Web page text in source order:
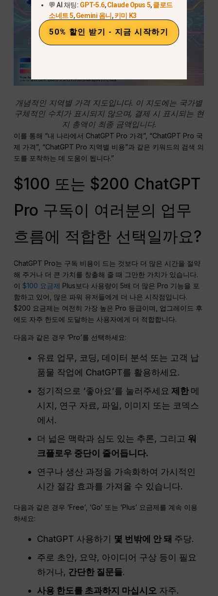
개념적인 지역별 가격 지도입니다. 이 지도에는 국가별
구체적인 수치가 표시되지 않으며, 결제 시 표시되는 현
지 총액이 최종 금액입니다.
이를 통해 “내 나라에서 ChatGPT Pro 가격”, “ChatGPT Pro 국
제 가격”, “ChatGPT Pro 지역별 비용”과 같은 키워드의 검색 의
도를 포착하는 데 도움이 됩니다.”
$100 또는 $200 ChatGPT
Pro 구독이 여러분의 업무
흐름에 적합한 선택일까요?
ChatGPT Pro는 구독 비용이 드는 것보다 더 많은 시간을 절약
해 주거나 더 큰 가치를 창출해 줄 때 그만한 가치가 있습니다.
이$100 요금제 Plus보다 사용량이 5배 더 많은 Pro 기능을 포
함하고 있어, 많은 파워 유저들에게 더 나은 시작점입니다.
$200 요금제는 여전히 가장 높은 Pro 등급이며, 업그레이드 후
에도 자주 한도에 도달하는 사용자에게 더 적합합니다.
다음과 같은 경우 ‘Pro’를 선택하세요:
유료 업무, 코딩, 데이터 분석 또는 고객 납
품물 작업에 ChatGPT를 활용하세요.
정기적으로 ‘좋아요’를 눌러주세요 제한 메
시지, 연구 자료, 파일, 이미지 또는 코덱스
에서.
더 넓은 맥락과 심도 있는 추론, 그리고 워
크플로우 중단이 줄어듭니다.
연구나 생산 과정을 가속화하여 가시적인
시간 절감 효과를 가져올 수 있습니다.
다음과 같은 경우 ‘Free’, ‘Go’ 또는 ‘Plus’ 요금제를 계속 이용
하세요:
ChatGPT 사용하기 몇 번밖에 안 돼 주당.
주로 초안, 요약, 아이디어 구상 등이 필요
하거나, 간단한 질문들.
사용 한도를 초과하지 마십시오 자주.
💬 AI 채팅: GPT-5.6,Claude Opus 5,클로드
소네트 5,Gemini 옴니 ,키미 K3
50% 할인 받기 - 지금 시작하기